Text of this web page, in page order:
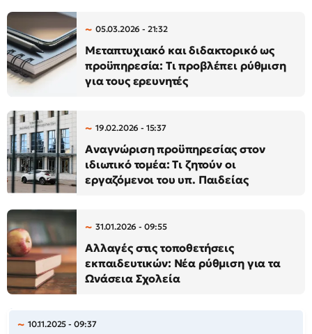
05.03.2026 - 21:32
Μεταπτυχιακό και διδακτορικό ως
προϋπηρεσία: Τι προβλέπει ρύθμιση
για τους ερευνητές
19.02.2026 - 15:37
Αναγνώριση προϋπηρεσίας στον
ιδιωτικό τομέα: Τι ζητούν οι
εργαζόμενοι του υπ. Παιδείας
31.01.2026 - 09:55
Αλλαγές στις τοποθετήσεις
εκπαιδευτικών: Νέα ρύθμιση για τα
Ωνάσεια Σχολεία
10.11.2025 - 09:37